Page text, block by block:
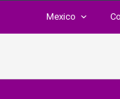
Mexico